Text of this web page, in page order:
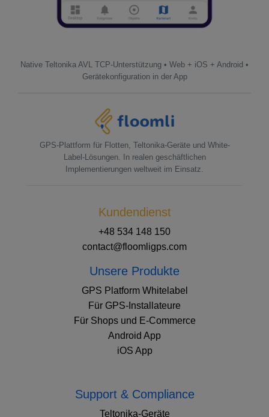
Native Teltonika AVL TCP-Unterstützung • Web + iOS + Android •
Gerätekonfiguration in der App
GPS-Plattform für Flotten, Teltonika-Geräte und White-
Label-Lösungen. In realen geschäftlichen
Implementierungen weltweit im Einsatz.
Kundendienst
+48 534 148 150
contact@floomligps.com
Unsere Produkte
GPS Platform Whitelabel
Für GPS-Installateure
Für Shops und E-Commerce
Android App
iOS App
Support & Compliance
Teltonika-Geräte